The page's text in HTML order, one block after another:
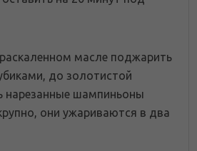
масле поджарить
до золотистой
нарезанные шампиньоны
они ужариваются в два